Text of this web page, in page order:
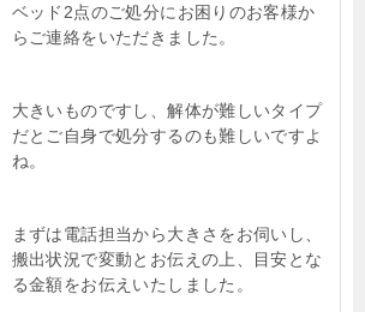
ベッド2点のご処分にお困りのお客様か
らご連絡をいただきました。
大きいものですし、解体が難しいタイプ
だとご自身で処分するのも難しいですよ
ね。
まずは電話担当から大きさをお伺いし、
搬出状況で変動とお伝えの上、目安とな
る金額をお伝えいたしました。